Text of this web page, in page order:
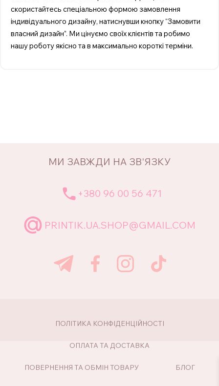
скористайтесь спеціальною формою замовлення
індивідуального дизайну, натиснувши кнопку “Замовити
власний дизайн”. Ми цінуємо своїх клієнтів та робимо
нашу роботу якісно та в максимально короткі терміни.
МИ ЗАВЖДИ НА ЗВ'ЯЗКУ
+380 96 00 56 471
PRINTIK.UA.SHOP@GMAIL.COM
ПОЛІТИКА КОНФІДЕНЦІЙНОСТІ
ОПЛАТА ТА ДОСТАВКА
ПОВЕРНЕННЯ ТА ОБМІН ТОВАРУ БЛОГ